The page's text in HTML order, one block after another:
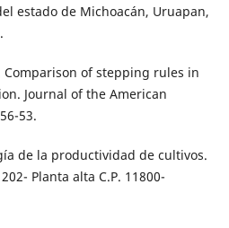
estado de Michoacán, Uruapan,
Comparison of stepping rules in
Journal of the American
53.
de la productividad de cultivos.
Planta alta C.P. 11800-